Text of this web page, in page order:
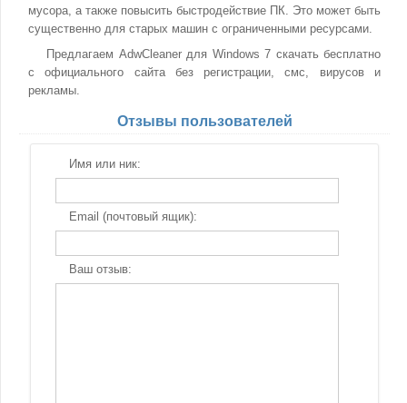
мусора, а также повысить быстродействие ПК. Это может быть
существенно для старых машин с ограниченными ресурсами.
Предлагаем AdwCleaner для Windows 7 скачать бесплатно
с официального сайта без регистрации, смс, вирусов и
рекламы.
Отзывы пользователей
Имя или ник:
Email (почтовый ящик):
Ваш отзыв: